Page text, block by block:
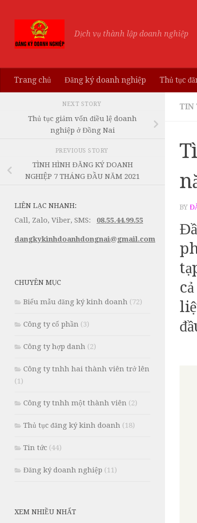
Dịch vụ thành lập doanh nghiệp
Trang chủ Đăng ký doanh nghiệp Thủ tục
TIN
BY
NEXT STORY
Thủ tục giảm vốn điều lệ doanh
nghiệp ở Đồng Nai
PREVIOUS STORY
TÌNH HÌNH ĐĂNG KÝ DOANH
NGHIỆP 7 THÁNG ĐẦU NĂM 2021
LIÊN LẠC NHANH:
Call, Zalo, Viber, SMS: 08.55.44.99.55
dangkykinhdoanhdongnai@gmail.com
CHUYÊN MỤC
Biểu mẫu đăng ký kinh doanh (72)
Công ty cổ phần (3)
Công ty hợp danh (2)
Công ty tnhh hai thành viên trở lên
(1)
Công ty tnhh một thành viên (2)
Thủ tục đăng ký kinh doanh (18)
Tin tức (44)
Đăng ký doanh nghiệp (11)
XEM NHIỀU NHẤT